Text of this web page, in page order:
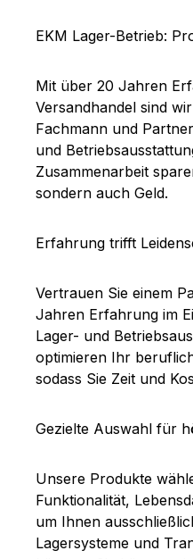
EKM Lager-Betrieb:
Mit über 20 Jahren
Versandhandel sind
Fachmann und
und
Zusammenarbeit
sondern auch Geld.
Erfahrung trifft
Vertrauen Sie einem
Jahren Erfahrung im
Lager- und
optimieren Ihr
sodass Sie Zeit und
Gezielte Auswahl für
Unsere Produkte
Funktionalität,
um Ihnen
Lagersysteme und